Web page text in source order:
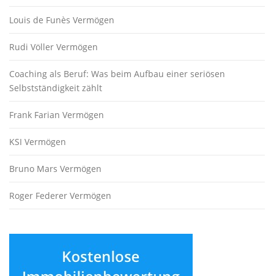
Louis de Funès Vermögen
Rudi Völler Vermögen
Coaching als Beruf: Was beim Aufbau einer seriösen
Selbstständigkeit zählt
Frank Farian Vermögen
KSI Vermögen
Bruno Mars Vermögen
Roger Federer Vermögen